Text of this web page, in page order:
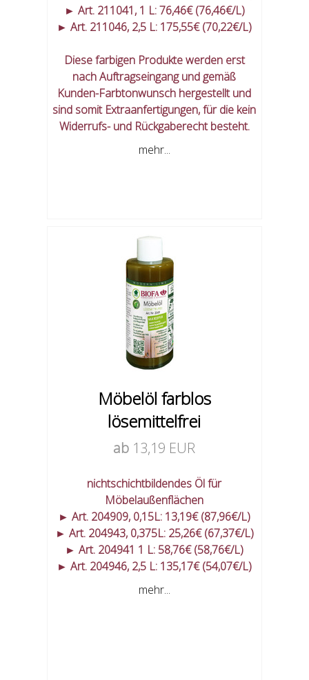
► Art. 211041, 1 L: 76,46€ (76,46€/L)
► Art. 211046, 2,5 L: 175,55€ (70,22€/L)
Diese farbigen Produkte werden erst
nach Auftragseingang und gemäß
Kunden-Farbtonwunsch hergestellt und
sind somit Extraanfertigungen, für die kein
Widerrufs- und Rückgaberecht besteht.
mehr...
Möbelöl farblos
lösemittelfrei
ab 13,19 EUR
nichtschichtbildendes Öl für
Möbelaußenflächen
► Art. 204909, 0,15L: 13,19€ (87,96€/L)
► Art. 204943, 0,375L: 25,26€ (67,37€/L)
► Art. 204941 1 L: 58,76€ (58,76€/L)
► Art. 204946, 2,5 L: 135,17€ (54,07€/L)
mehr...